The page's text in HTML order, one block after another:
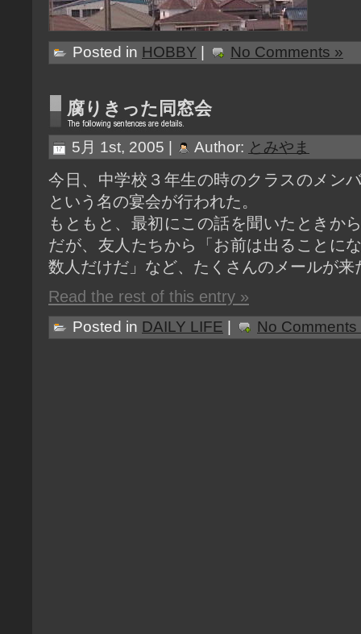
Posted in HOBBY No Comments »
腐りきった同窓会
5月 1st, 2005 | Author: とみやま
今日、中学校３年生の時のクラスのメン
という名の宴会が行われた。
もともと、最初にこの話を聞いたときか
だが、友人たちから「お前は出ることに
数人だけだ」など、たくさんのメールが
Read the rest of this entry »
Posted in DAILY LIFE No Comments